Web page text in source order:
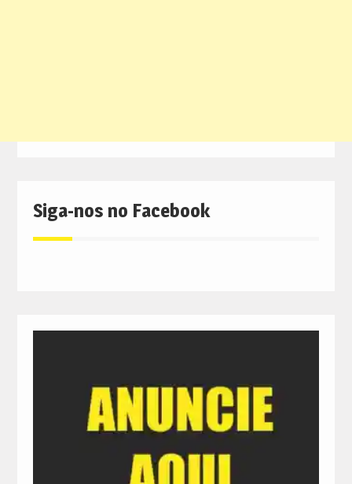
Siga-nos no Facebook